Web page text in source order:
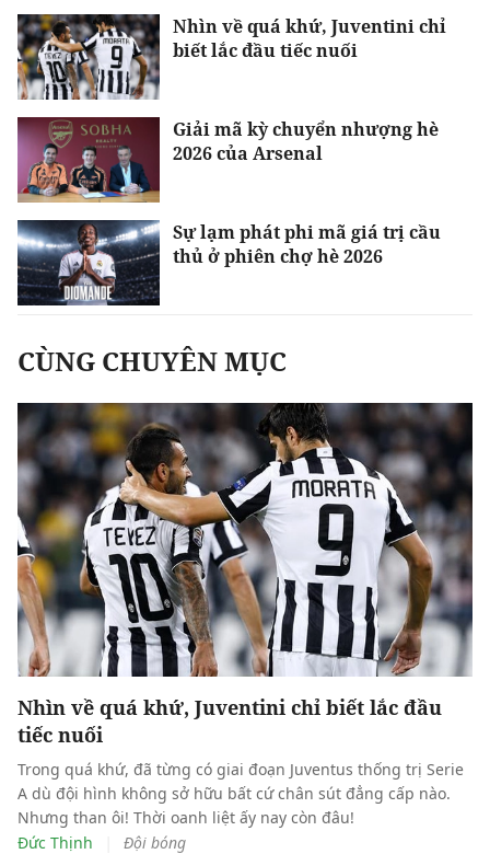
Nhìn về quá khứ, Juventini chỉ
biết lắc đầu tiếc nuối
Giải mã kỳ chuyển nhượng hè
2026 của Arsenal
Sự lạm phát phi mã giá trị cầu
thủ ở phiên chợ hè 2026
CÙNG CHUYÊN MỤC
Nhìn về quá khứ, Juventini chỉ biết lắc đầu
tiếc nuối
Trong quá khứ, đã từng có giai đoạn Juventus thống trị Serie
A dù đội hình không sở hữu bất cứ chân sút đẳng cấp nào.
Nhưng than ôi! Thời oanh liệt ấy nay còn đâu!
Đức Thịnh
Đội bóng